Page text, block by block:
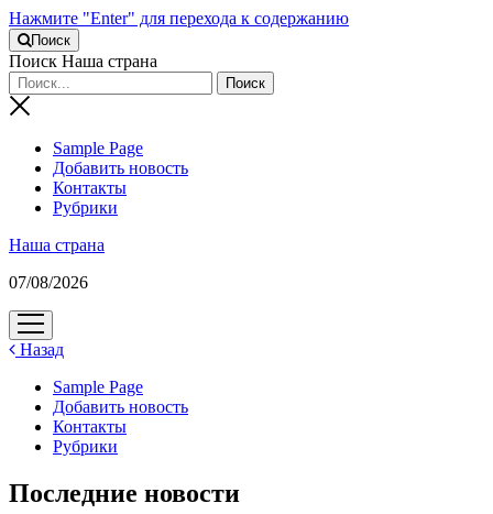
Нажмите "Enter" для перехода к содержанию
Поиск
Поиск Наша страна
Sample Page
Добавить новость
Контакты
Рубрики
Наша страна
07/08/2026
открыть
меню
Назад
Sample Page
Добавить новость
Контакты
Рубрики
Последние новости